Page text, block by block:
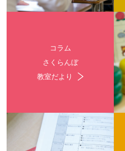
コラム
さくらんぼ
教室だより